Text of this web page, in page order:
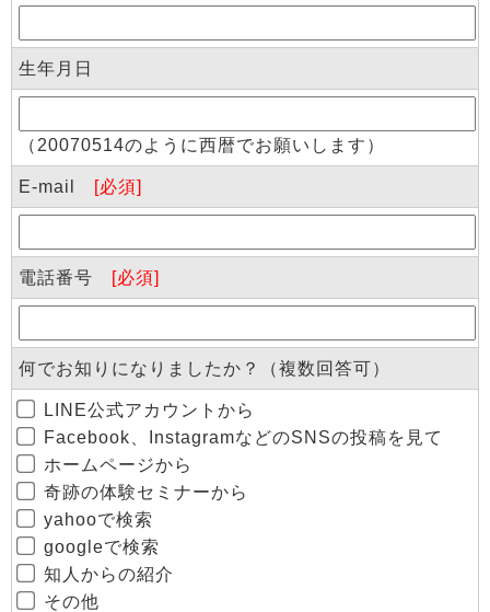
生年月日
（20070514のように西暦でお願いします）
E-mail [必須]
電話番号 [必須]
何でお知りになりましたか？（複数回答可）
LINE公式アカウントから
Facebook、InstagramなどのSNSの投稿を見て
ホームページから
奇跡の体験セミナーから
yahooで検索
googleで検索
知人からの紹介
その他